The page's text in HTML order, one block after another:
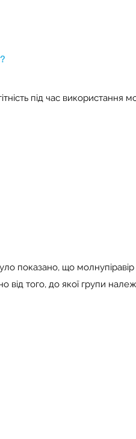
під час використання
показано, що
від того, до якої групи